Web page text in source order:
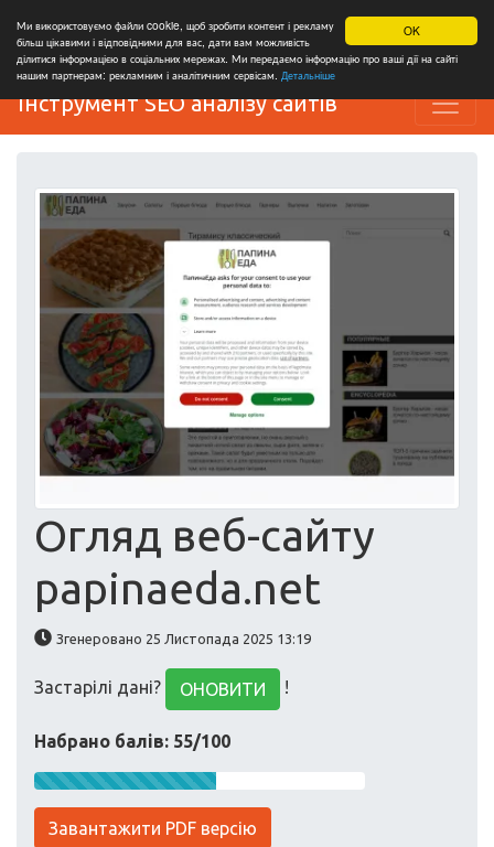
OK
Ми використовуємо файли cookie, щоб зробити контент і рекламу
більш цікавими і відповідними для вас, дати вам можливість
ділитися інформацією в соціальних мережах. Ми передаємо інформацію про ваші дії на сайті
нашим партнерам: рекламним і аналітичним сервісам. Детальніше
Інструмент SEO аналізу сайтів
Огляд веб-сайту
papinaeda.net
Згенеровано 25 Листопада 2025 13:19
Застарілі дані? ОНОВИТИ !
Набрано балів: 55/100
Завантажити PDF версію